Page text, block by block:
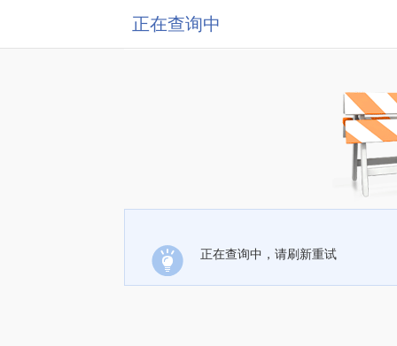
正在查询中
正在查询中，请刷新重试